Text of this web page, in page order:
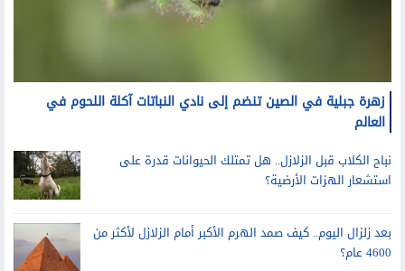
زهرة جبلية في الصين تنضم إلى نادي النباتات آكلة اللحوم في
العالم
نباح الكلاب قبل الزلازل.. هل تمتلك الحيوانات قدرة على
استشعار الهزات الأرضية؟
4600 عام؟